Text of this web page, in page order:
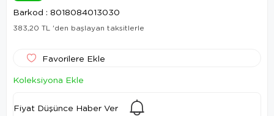
Barkod : 8018084013030
383,20 TL 'den başlayan taksitlerle
Favorilere Ekle
Koleksiyona Ekle
Fiyat Düşünce Haber Ver